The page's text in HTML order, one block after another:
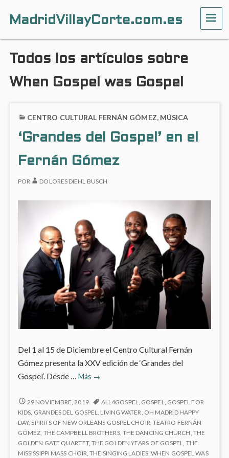
MadridVillayCorte.com.es
Todos los artículos sobre
When Gospel was Gospel
CENTRO CULTURAL FERNÁN GÓMEZ, MÚSICA
‘Grandes del Gospel’ en el
Fernán Gómez
POR DOLORES DIEHL BUSCH
Del 1 al 15 de Diciembre el Centro Cultural Fernán
Gómez presenta la XXV edición de ‘Grandes del
Gospel‘. Desde … Más
‘Grandes
Gospel’
en
el
Fernán
→
‘GRANDES
DEL
GOSPEL’
EN
EL
FERNÁN
29 NOVIEMBRE, 2019 ALL4GOSPEL GOSPEL
GOSPEL FOR
KIDS GRANDES DEL GOSPEL LIVING WATER OH MADRID HAPPY
DAY,SPIRITS OF NEW ORLEANS GOSPEL CHOIR TEATRO FERNÁN
GÓMEZ THE CAMPBELL BROTHERS, THE DANCING CHURCH THE
GOLDEN GATE QUARTET, THE GOLDEN YEARS OF GOSPEL
THE
MISSISSIPPI MASS CHOIR ,THE SINGING LADIES,WHEN GOSPEL WAS